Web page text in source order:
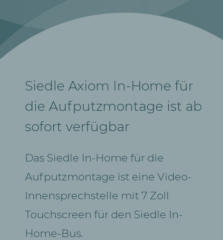
Siedle Axiom In-Home für
die Aufputzmontage ist ab
sofort verfügbar
Das Siedle In-Home für die
Aufputzmontage ist eine Video-
Innensprechstelle mit 7 Zoll
Touchscreen für den Siedle In-
Home-Bus.